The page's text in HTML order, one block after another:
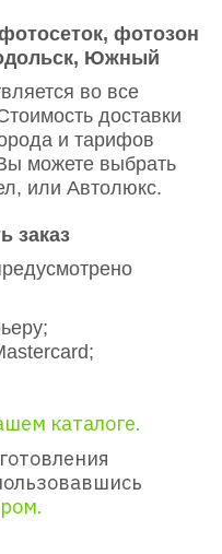
фотозон
Южный
во все
доставки
и тарифов
можете выбрать
или Автолюкс.
заказ
каталоге.